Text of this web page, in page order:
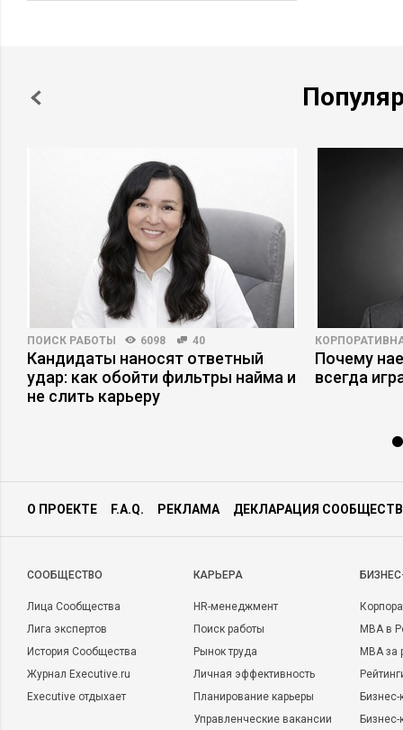
ПОИСК РАБОТЫ 6098 40
Кандидаты наносят ответный
удар: как обойти фильтры найма и
не слить карьеру
Почему
всегда
О ПРОЕКТЕ F.A.Q. РЕКЛАМА ДЕКЛАРАЦИЯ
CООБЩЕСТВО
Лица Сообщества
Лига экспертов
История Сообщества
Журнал Executive.ru
Executive отдыхает
КАРЬЕРА
HR-менеджмент
Поиск работы
Рынок труда
Личная эффективность
Планирование карьеры
Управленческие вакансии
MBA в
MBA
Бизнес-